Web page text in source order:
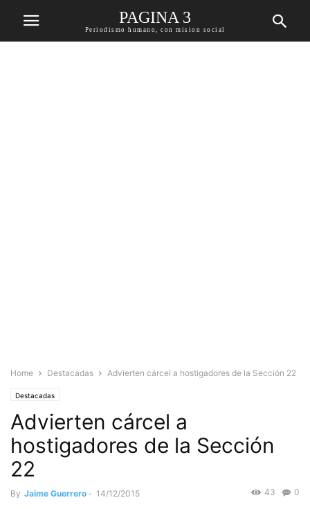
PAGINA 3
Periodismo humano, con mision social
Home Destacadas Advierten cárcel a hostigadores de la Sección 22
Destacadas
Advierten cárcel a
hostigadores de la Sección
22
By Jaime Guerrero - 14/12/2015 0
43